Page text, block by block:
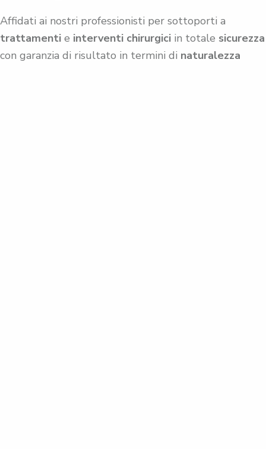
Affidati ai nostri professionisti per sottoporti a
trattamenti e interventi chirurgici in totale sicurezza
con garanzia di risultato in termini di naturalezza